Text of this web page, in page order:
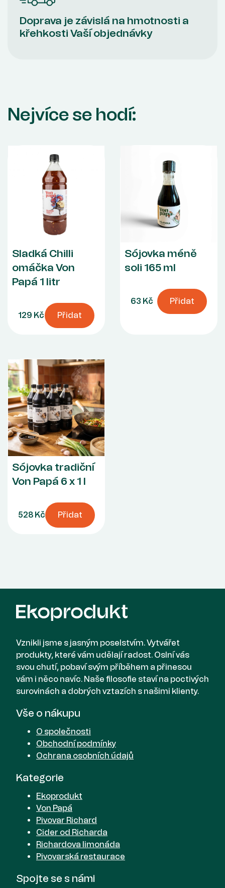
Doprava je závislá na hmotnosti a
křehkosti Vaší objednávky
Nejvíce se hodí:
Sladká Chilli
omáčka Von
Papá 1 litr
129 Kč Přidat
Sójovka méně
soli 165 ml
63 Kč Přidat
Sójovka tradiční
Von Papá 6 x 1 l
528 Kč Přidat
Vznikli jsme s jasným poselstvím. Vytvářet
produkty, které vám udělají radost. Oslní vás
svou chutí, pobaví svým příběhem a přinesou
vám i něco navíc. Naše filosofie staví na poctivých
surovinách a dobrých vztazích s našimi klienty.
Vše o nákupu
O společnosti
Obchodní podmínky
Ochrana osobních údajů
Kategorie
Ekoprodukt
Von Papá
Pivovar Richard
Cider od Richarda
Richardova limonáda
Pivovarská restaurace
Spojte se s námi